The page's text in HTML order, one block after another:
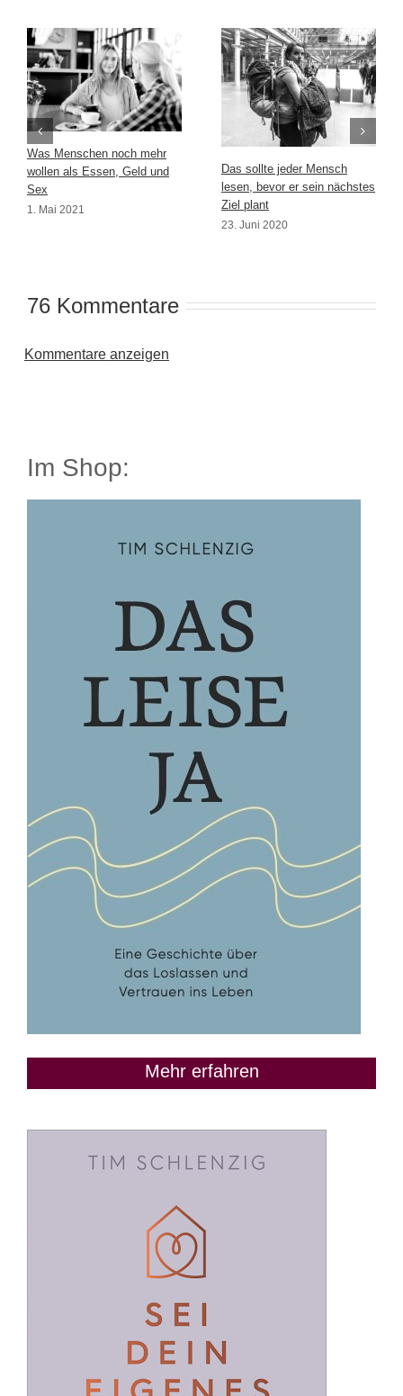
Was Menschen noch mehr
wollen als Essen, Geld und
Sex
1. Mai 2021
Das sollte jeder Mensch
lesen, bevor er sein nächstes
Ziel plant
23. Juni 2020
76 Kommentare
Kommentare anzeigen
Im Shop:
Mehr erfahren